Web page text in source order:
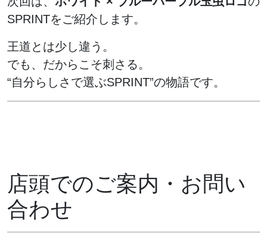
SPRINTをご紹介します。
王道とは少し違う。
でも、だからこそ刺さる。
“自分らしさで選ぶSPRINT”の物語です。
店頭でのご案内・お問い
合わせ